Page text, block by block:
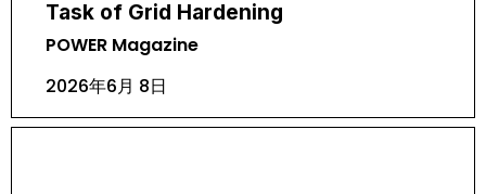
Task of Grid Hardening
POWER Magazine
2026年6月 8日